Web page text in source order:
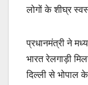
लोगों के शीघ्र
प्रधानमंत्री ने
भारत रेलगाड़ी
दिल्ली से भोपाल